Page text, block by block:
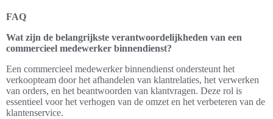
FAQ
Wat zijn de belangrijkste verantwoordelijkheden van een
commercieel medewerker binnendienst?
Een commercieel medewerker binnendienst ondersteunt het
verkoopteam door het afhandelen van klantrelaties, het verwerken
van orders, en het beantwoorden van klantvragen. Deze rol is
essentieel voor het verhogen van de omzet en het verbeteren van de
klantenservice.